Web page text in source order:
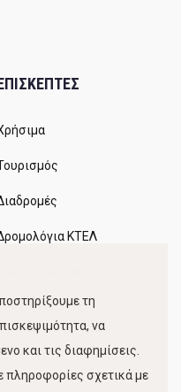
ΚΤΕΛ
Λιμένοςτη
να
και τις διαφημίσεις.
πληροφορίες σχετικά με